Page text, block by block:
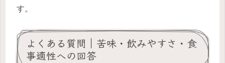
す。
よくある質問｜苦味・飲みやすさ・食
事適性への回答